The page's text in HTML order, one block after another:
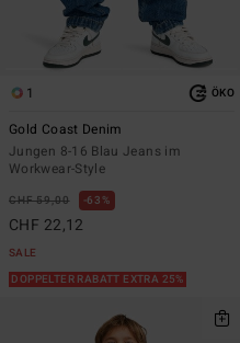
1 ÖKO
Gold Coast Denim
Jungen 8-16 Blau Jeans im
Workwear-Style
CHF 59,00 63%
CHF 22,12
SALE
DOPPELTER RABATT EXTRA 25%